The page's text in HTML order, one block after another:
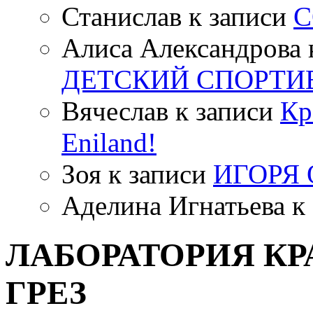
Станислав к записи
Алиса Александрова
ДЕТСКИЙ
Вячеслав к записи
Eniland!
Зоя к записи ИГОРЯ
Аделина Игнатьева к
ЛАБОРАТОРИЯ
ГРЕЗ